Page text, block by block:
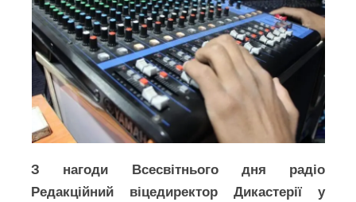
З нагоди Всесвітнього дня радіо
Редакційний віцедиректор Дикастерії у